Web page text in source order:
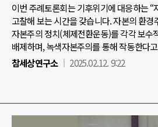
이번 주례토론회는 기후위기에 대응하는 “
고찰해 보는 시간을 갖습니다. 자본의 환
자본주의 정치(체제전환운동)를 각각 보수
배제하며, 녹색자본주의를 통해 작동한다
참세상연구소
2025.02.12. 9:22